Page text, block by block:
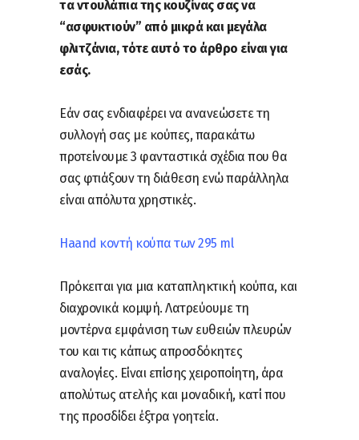
τα ντουλάπια της κουζίνας σας να
“ασφυκτιούν” από μικρά και μεγάλα
φλιτζάνια, τότε αυτό το άρθρο είναι για
εσάς.
Εάν σας ενδιαφέρει να ανανεώσετε τη
συλλογή σας με κούπες, παρακάτω
προτείνουμε 3 φανταστικά σχέδια που θα
σας φτιάξουν τη διάθεση ενώ παράλληλα
είναι απόλυτα χρηστικές.
Haand κοντή κούπα των 295 ml
Πρόκειται για μια καταπληκτική κούπα, και
διαχρονικά κομψή. Λατρεύουμε τη
μοντέρνα εμφάνιση των ευθειών πλευρών
του και τις κάπως απροσδόκητες
αναλογίες. Είναι επίσης χειροποίητη, άρα
απολύτως ατελής και μοναδική, κατί που
της προσδίδει έξτρα γοητεία.